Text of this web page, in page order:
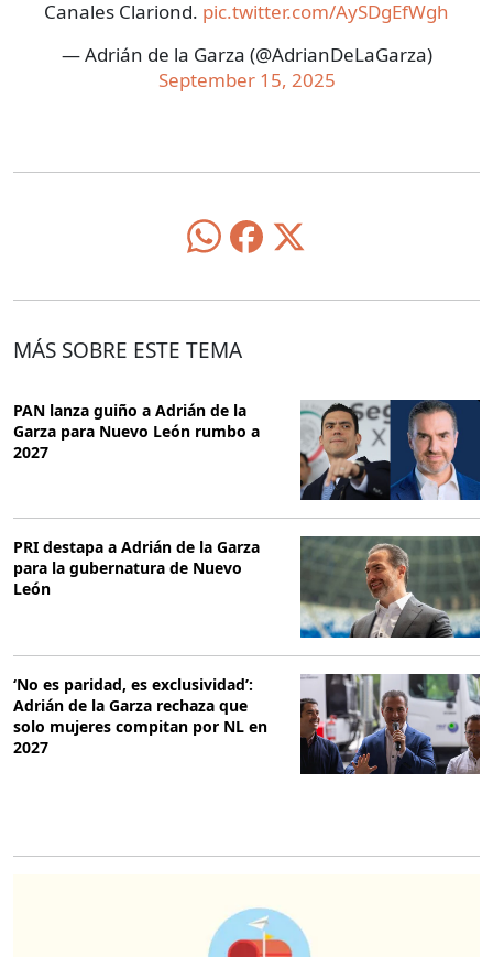
Canales Clariond. pic.twitter.com/AySDgEfWgh
— Adrián de la Garza (@AdrianDeLaGarza)
September 15, 2025
MÁS SOBRE ESTE TEMA
PAN lanza guiño a Adrián de la
Garza para Nuevo León rumbo a
2027
PRI destapa a Adrián de la Garza
para la gubernatura de Nuevo
León
‘No es paridad, es exclusividad’:
Adrián de la Garza rechaza que
solo mujeres compitan por NL en
2027